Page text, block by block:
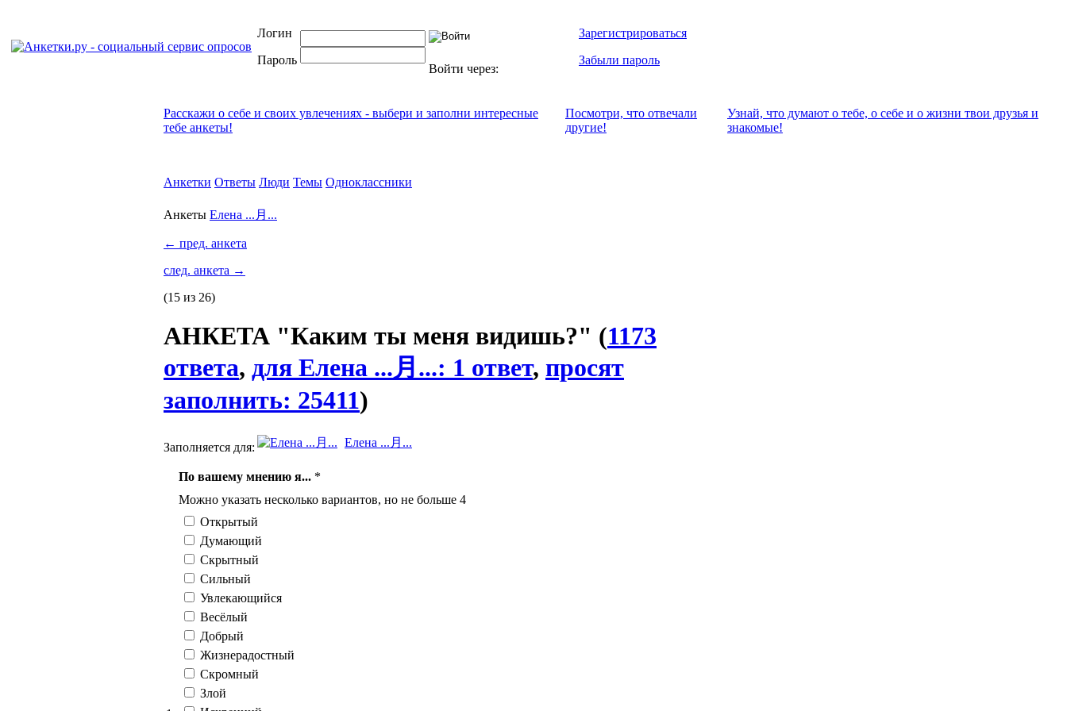
Логин
Пароль
Войти через:
Зарегистрироваться
Забыли пароль
Расскажи о себе и своих увлечениях - выбери и заполни интересные
тебе анкеты!
Посмотри, что отвeчали
другие!
Узнай, что думают о тебе, о себе и о жизни твои друзья и
знакомые!
Анкетки Ответы Люди Темы Одноклассники
Анкеты Елена ...月...
← пред. анкета
след. анкета →
(15 из 26)
АНКЕТА "Каким ты меня видишь?" (1173
ответа, для Елена ...月...: 1 ответ, просят
заполнить: 25411)
Заполняется для: Елена ...月...
По вашему мнению я... *
Можно указать несколько вариантов, но не больше 4
Открытый
Думающий
Скрытный
Сильный
Увлекающийся
Весёлый
Добрый
Жизнерадостный
Скромный
Злой